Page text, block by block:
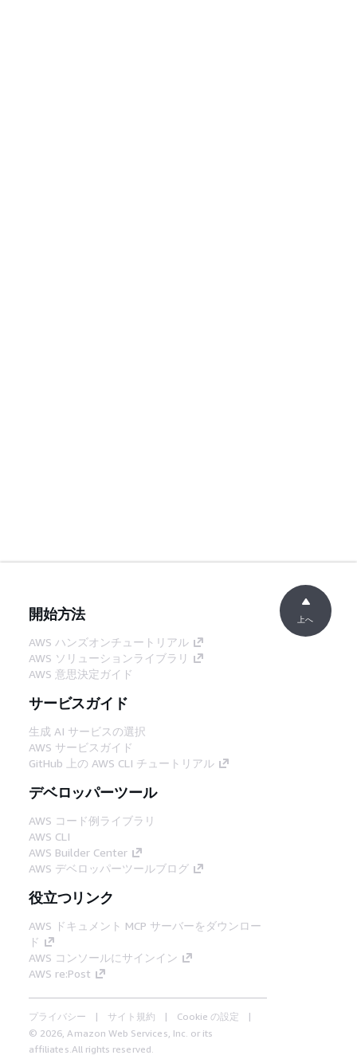
開始方法
AWS ハンズオンチュートリアル
AWS ソリューションライブラリ
AWS 意思決定ガイド
サービスガイド
生成 AI サービスの選択
AWS サービスガイド
GitHub 上の AWS CLI チュートリアル
デベロッパーツール
AWS コード例ライブラリ
AWS CLI
AWS Builder Center
AWS デベロッパーツールブログ
役立つリンク
AWS ドキュメント MCP サーバーをダウンロー
ド
AWS コンソールにサインイン
AWS re:Post
プライバシー サイト規約
Cookie の設定
© 2026, Amazon Web Services, Inc. or its
affiliates.All rights reserved.
上へ